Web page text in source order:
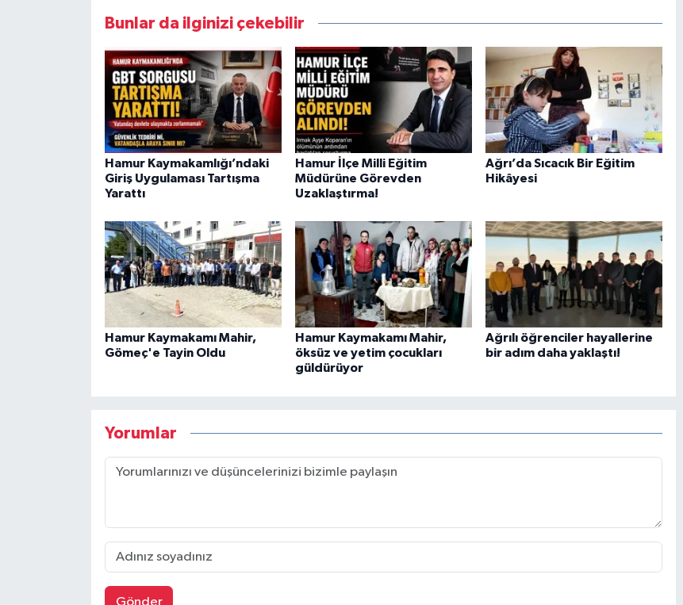
Bunlar da ilginizi çekebilir
Hamur Kaymakamlığı’ndaki
Giriş Uygulaması Tartışma
Yarattı
Hamur İlçe Milli Eğitim
Müdürüne Görevden
Uzaklaştırma!
Ağrı’da Sıcacık Bir Eğitim
Hikâyesi
Hamur Kaymakamı Mahir,
Gömeç'e Tayin Oldu
Hamur Kaymakamı Mahir,
öksüz ve yetim çocukları
güldürüyor
Ağrılı öğrenciler hayallerine
bir adım daha yaklaştı!
Yorumlar
Gönder